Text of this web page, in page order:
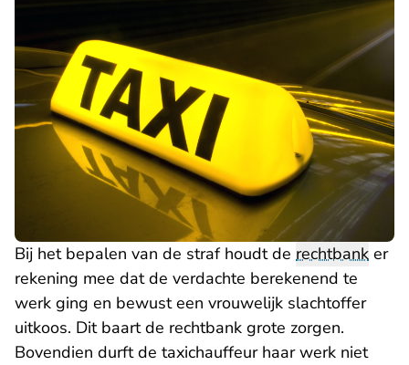
Bij het bepalen van de straf houdt de rechtbank er
rekening mee dat de verdachte berekenend te
werk ging en bewust een vrouwelijk slachtoffer
uitkoos. Dit baart de rechtbank grote zorgen.
Bovendien durft de taxichauffeur haar werk niet